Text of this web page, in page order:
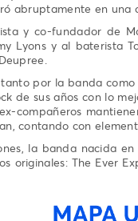
abruptamente en
y co-fundador de
Lyons y al baterista
por la banda
de sus años con lo
compañeros
contando con
la banda nacida
originales: The Ever